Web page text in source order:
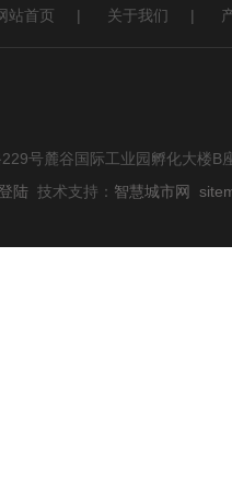
站首页 | 关于我们 |
号麓谷国际工业园孵化大楼B
陆 技术支持： 智慧城市网